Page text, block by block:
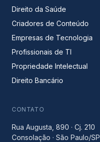
Direito da Saúde
Criadores de Conteúdo
Empresas de Tecnologia
Profissionais de TI
Propriedade Intelectual
Direito Bancário
CONTATO
Rua Augusta, 890 · Cj. 210
Consolação · São Paulo/SP